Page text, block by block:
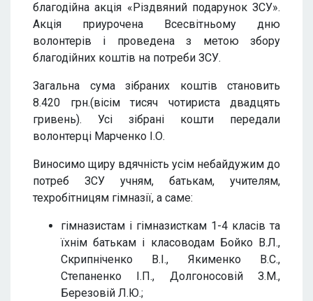
благодійна акція «Різдвяний подарунок ЗСУ».
Акція приурочена Всесвітньому дню
волонтерів і проведена з метою збору
благодійних коштів на потреби ЗСУ.
Загальна сума зібраних коштів становить
8.420 грн.(вісім тисяч чотириста двадцять
гривень). Усі зібрані кошти передали
волонтерці Марченко І.О.
Виносимо щиру вдячність усім небайдужим до
потреб ЗСУ учням, батькам, учителям,
техробітницям гімназії, а саме:
гімназистам і гімназисткам 1-4 класів та
їхнім батькам і класоводам Бойко В.Л.,
Скрипніченко В.І., Якименко В.С.,
Степаненко І.П., Долгоносовій З.М.,
Березовій Л.Ю.;